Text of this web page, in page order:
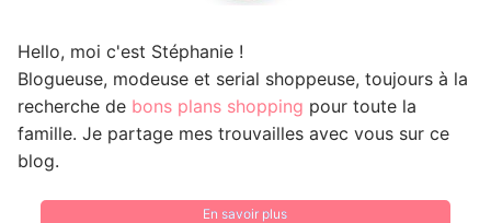
Hello, moi c'est Stéphanie !
Blogueuse, modeuse et serial shoppeuse, toujours à la
recherche de bons plans shopping pour toute la
famille. Je partage mes trouvailles avec vous sur ce
blog.
En savoir plus